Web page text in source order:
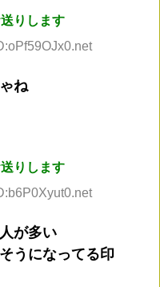
りします
ね
りします
が多い
うになってる印